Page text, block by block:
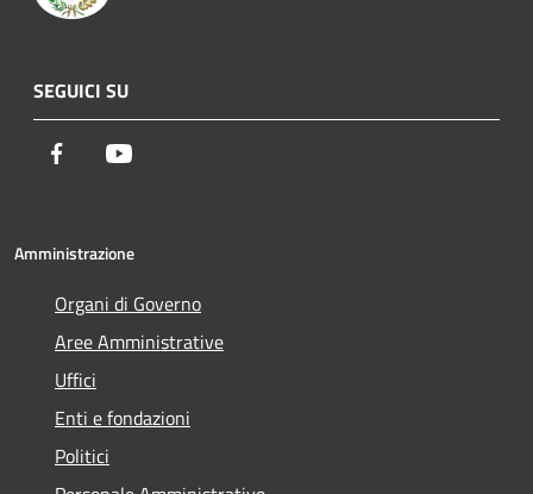
SEGUICI SU
Facebook
Amministrazione
Organi di Governo
Aree Amministrative
Uffici
Enti e fondazioni
Politici